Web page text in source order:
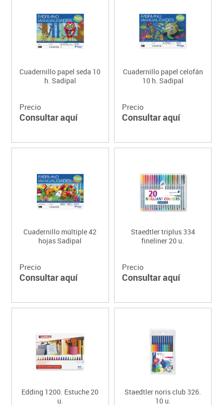
Cuadernillo papel seda 10
h. Sadipal
Precio
Consultar aquí
Cuadernillo papel celofán
10 h. Sadipal
Precio
Consultar aquí
Cuadernillo múltiple 42
hojas Sadipal
Precio
Consultar aquí
Staedtler triplus 334
fineliner 20 u.
Precio
Consultar aquí
Edding 1200. Estuche 20
u.
Staedtler noris club 326.
10 u.